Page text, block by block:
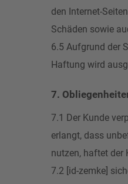
den Internet-
Schäden sowie
6.5 Aufgrund der
Haftung wird
7.
7.1 Der Kunde
erlangt, dass
nutzen, haftet der
7.2 [id-zemke]